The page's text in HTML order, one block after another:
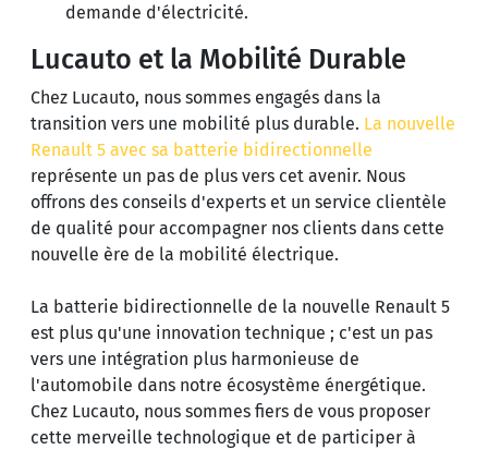
demande d'électricité.
Lucauto et la Mobilité Durable
Chez Lucauto, nous sommes engagés dans la
transition vers une mobilité plus durable. La nouvelle
Renault 5 avec sa batterie bidirectionnelle
représente un pas de plus vers cet avenir. Nous
offrons des conseils d'experts et un service clientèle
de qualité pour accompagner nos clients dans cette
nouvelle ère de la mobilité électrique.
La batterie bidirectionnelle de la nouvelle Renault 5
est plus qu'une innovation technique ; c'est un pas
vers une intégration plus harmonieuse de
l'automobile dans notre écosystème énergétique.
Chez Lucauto, nous sommes fiers de vous proposer
cette merveille technologique et de participer à